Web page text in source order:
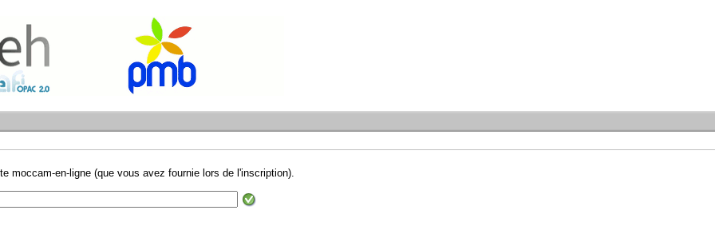
moccam-en-ligne (que vous avez fournie lors de l'inscription).